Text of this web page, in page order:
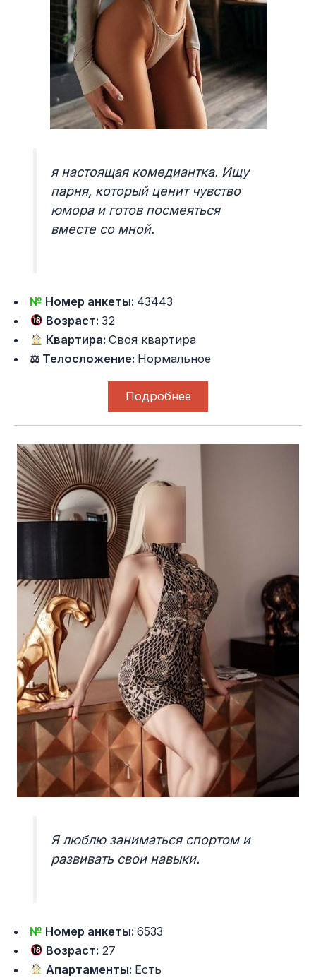
я настоящая комедиантка. Ищу
парня, который ценит чувство
юмора и готов посмеяться
вместе со мной.
№ Номер анкеты: 43443
Возраст:32
Квартира:Своя квартира
⚖ Телосложение: Нормальное
Подробнее
Я люблю заниматься спортом и
развивать свои навыки.
№ Номер анкеты:6533
Возраст: 27
Апартаменты: Есть